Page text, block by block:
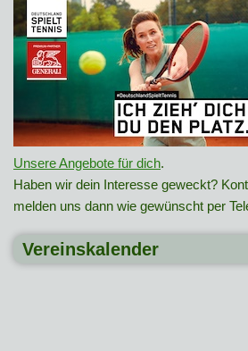
Unsere Angebote für dich.
Haben wir dein Interesse geweckt?
melden uns dann wie gewünscht per
Vereinskalender